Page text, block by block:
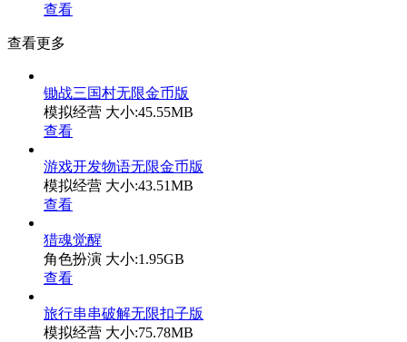
查看
查看更多
锄战三国村无限金币版
模拟经营 大小:45.55MB
查看
游戏开发物语无限金币版
模拟经营 大小:43.51MB
查看
猎魂觉醒
角色扮演 大小:1.95GB
查看
旅行串串破解无限扣子版
模拟经营 大小:75.78MB